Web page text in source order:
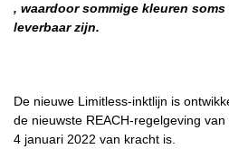
, waardoor sommige kleuren
leverbaar zijn.
De nieuwe Limitless-inktlijn is
de nieuwste REACH-regelgeving
4 januari 2022 van kracht is.